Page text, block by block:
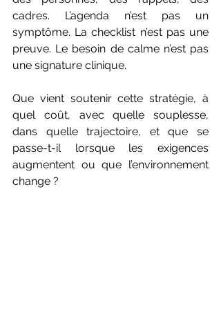
cadres. L’agenda n’est pas un
symptôme. La checklist n’est pas une
preuve. Le besoin de calme n’est pas
une signature clinique.
Que vient soutenir cette stratégie, à
quel coût, avec quelle souplesse,
dans quelle trajectoire, et que se
passe-t-il lorsque les exigences
augmentent ou que l’environnement
change ?